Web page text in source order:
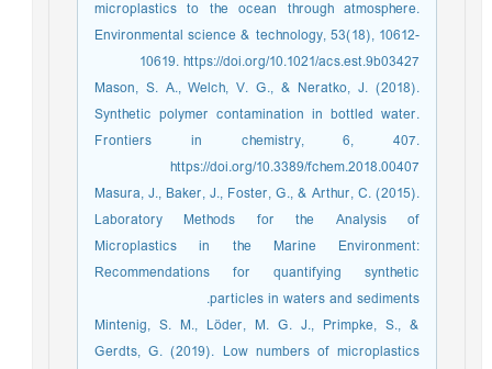
microplastics to the ocean through atmosphere.
Environmental science & technology, 53(18), 10612-
10619. https://doi.org/10.1021/acs.est.9b03427
Mason, S. A., Welch, V. G., & Neratko, J. (2018).
Synthetic polymer contamination in bottled water.
Frontiers in chemistry, 6, 407.
https://doi.org/10.3389/fchem.2018.00407
Masura, J., Baker, J., Foster, G., & Arthur, C. (2015).
Laboratory Methods for the Analysis of
Microplastics in the Marine Environment:
Recommendations for quantifying synthetic
particles in waters and sediments.
Mintenig, S. M., Löder, M. G. J., Primpke, S., &
Gerdts, G. (2019). Low numbers of microplastics